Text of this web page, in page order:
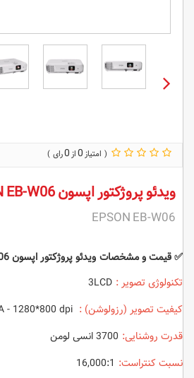
0
0
ویدئو پروژکتور اپسون EPSON EB-W06
EPSON EB-W06
✅ قیمت و مشخصات ویدئو پروژکتور اپسون EPSON EB-w06
تکنولوژی تصویر :
کیفیت تصویر (رزولوشن) :
قدرت روشنایی:
نسبت کنتراست: 16,000:1